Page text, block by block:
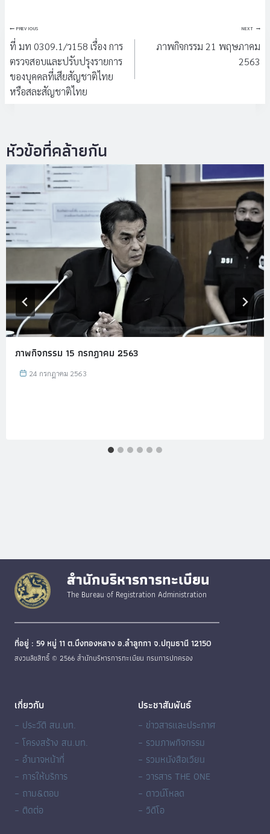
แนะแนว
เรื่องPREVIOUS
ที่ มท 0309.1/ว158 เรื่อง การ
ตรวจสอบและปรับปรุงรายการ
ของบุคคลที่เสียสัญชาติไทย
หรือสละสัญชาติไทย
NEXT
ภาพกิจกรรม 21 พฤษภาคม
2563
ภาพกิจกรรม 15 กรกฎาคม 2563
24 กรกฎาคม 2563
สำนักบริหารการทะเบียน
The Bureau of Registration Administration
ที่อยู่ : 59 หมู่ 11 ต.บึงทองหลาง อ.ลำลูกกา จ.ปทุมธานี 12150
สงวนลิขสิทธิ์ © 2566 สำนักบริหารการทะเบียน กรมการปกครอง
เกี่ยวกับ
– ประวัติ สน.บท.
– โครงสร้าง สน.บท.
– อำนาจหน้าที่
– การให้บริการ
– ถาม&ตอบ
– ติดต่อ
ประชาสัมพันธ์
– ข่าวสารและประกาศ
– รวมภาพกิจกรรม
– รวมหนังสือเวียน
– วารสาร THE ONE
– ดาวน์โหลด
– วิดีโอ